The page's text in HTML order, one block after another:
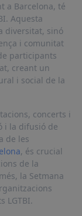
a Barcelona, té
Aquesta
diversitat, sinó
i comunitat
participants
creant un
i social de la
concerts i
i la difusió de
de les
, és crucial
de la
la Setmana
LGTBI.